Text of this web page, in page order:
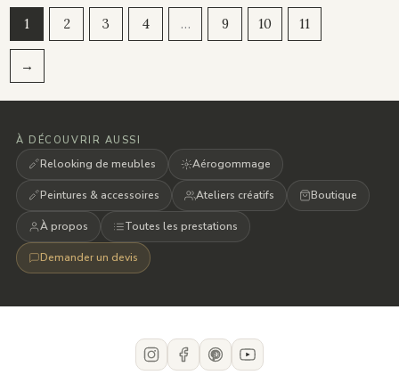
1 2 3 4 … 9 10 11
→
À DÉCOUVRIR AUSSI
Relooking de meubles Aérogommage
Peintures & accessoires Ateliers créatifs Boutique
À propos Toutes les prestations
Demander un devis